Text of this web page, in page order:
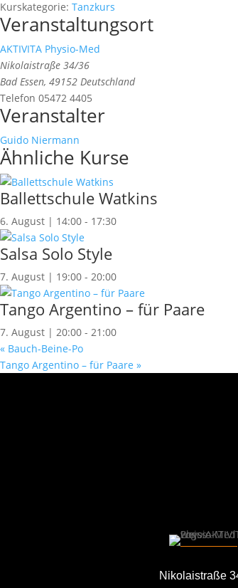
Kurskategorie: Tanzkurs
Veranstaltungsort
AKTIVITA Physio-Med
Nikolaistraße 34/36
Bad Essen, 49152 Deutschland
Telefon 05472 4405
Veranstalter
Guido Niermann
Ähnliche Kurse
Ballettschule Watkins
6. August | 14:00 - 17:30
Salsa Solo Style
7. August | 19:00 - 20:00
Tango Argentino – für Paare
7. August | 20:00 - 21:00
« Bauch-Beine-Po
Tango Argentino – für Paare »
Nikolaistraße